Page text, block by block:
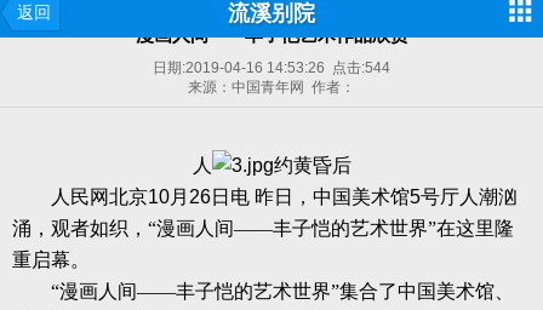
返回 流溪别院
漫画人间——丰子恺艺术作品欣赏
日期:2019-04-16 14:53:26 点击:544
来源：中国青年网 作者：
人
约黄昏后
人民网北京10月 26日电 昨日，中国美术馆5号厅人潮汹
涌，观者如织，“漫画人间——丰子恺的艺术世界”在这里隆
重启幕。
“漫画人间——丰子恺的艺术世界”集合了中国美术馆、